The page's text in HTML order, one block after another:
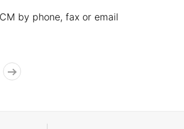
by phone, fax or email